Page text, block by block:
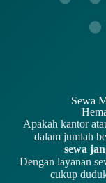
Sewa
Apakah kantor
dalam jumlah
sewa
Dengan layanan
cukup